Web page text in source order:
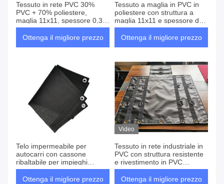
Tessuto in rete PVC 30%
PVC + 70% poliestere,
maglia 11x11, spessore 0,3-
0,5 mm, materiale durevole
per teli per camion e
Ottenga il migliore prezzo
Tessuto a maglia in PVC in
poliestere con struttura a
maglia 11x11 e spessore da
0,3-0,5 mm per la protezione
contro la polvere dei veicoli
Ottenga il migliore prezzo
Telo impermeabile per
autocarri con cassone
ribaltabile per impieghi
gravosi, resistente ai raggi
UV e agli strappi, per
Ottenga il migliore prezzo
Video
Tessuto in rete industriale in
PVC con struttura resistente
e rivestimento in PVC
resistente ai raggi UV per
uso esterno a lungo termine
Ottenga il migliore prezzo